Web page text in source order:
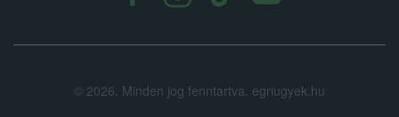
© 2026. Minden jog fenntartva. egriugyek.hu